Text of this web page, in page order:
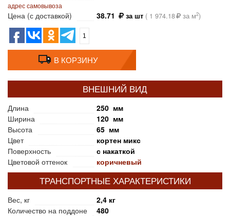
адрес самовывоза
Цена (с доставкой) 38.71 за шт ( 1 974.18 за м2)
1
В КОРЗИНУ
ВНЕШНИЙ ВИД
Длина
250 мм
Ширина
120 мм
Высота
65 мм
Цвет
кортен микс
Поверхность
с накаткой
Цветовой оттенок
коричневый
ТРАНСПОРТНЫЕ ХАРАКТЕРИСТИКИ
Вес, кг
2,4 кг
Количество на поддоне
480